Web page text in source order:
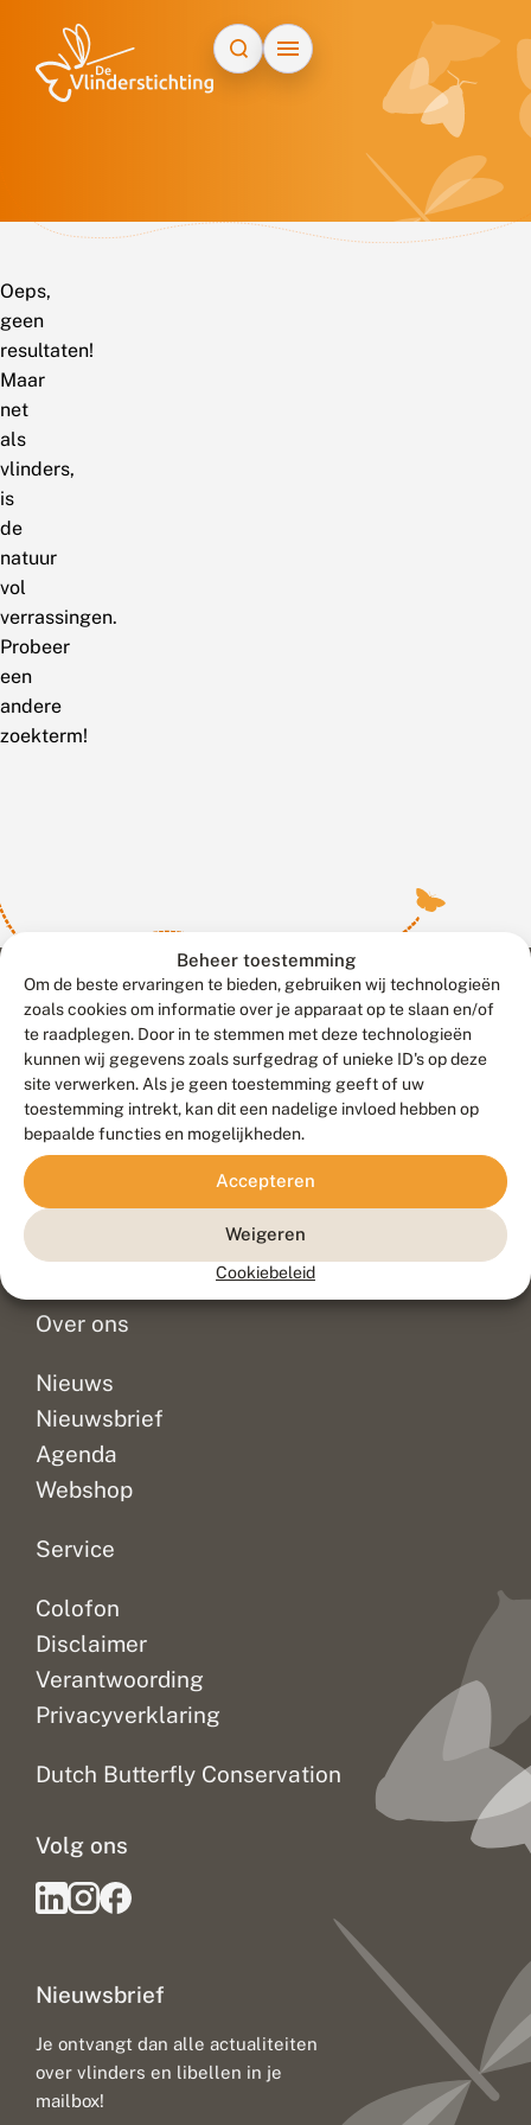
Beheer toestemming
Om de beste ervaringen te bieden, gebruiken wij technologieën
zoals cookies om informatie over je apparaat op te slaan en/of
te raadplegen. Door in te stemmen met deze technologieën
kunnen wij gegevens zoals surfgedrag of unieke ID's op deze
site verwerken. Als je geen toestemming geeft of uw
toestemming intrekt, kan dit een nadelige invloed hebben op
bepaalde functies en mogelijkheden.
Accepteren
Weigeren
Cookiebeleid
Oeps,
geen
resultaten!
Maar
net
als
vlinders,
is
de
natuur
vol
verrassingen.
Probeer
een
andere
zoekterm!
Contact
Veelgestelde vragen
Doneer
Over ons
Nieuws
Nieuwsbrief
Agenda
Webshop
Service
Colofon
Disclaimer
Verantwoording
Privacyverklaring
Dutch Butterfly Conservation
Nieuwsbrief
Je ontvangt dan alle actualiteiten
over vlinders en libellen in je
mailbox!
Volg ons
Meld waarnemingen© 2026 Vlinderstichting
Duurzaam ontwikkeld door
Go2People
, ontworpen door
Blue Field Agency
Privacy
Disclaimer
Sitemap